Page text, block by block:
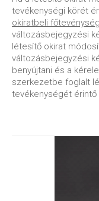
tevékenységi körét
okiratbeli
változásbejegyzési
létesítő okirat
változásbejegyzési
benyújtani és a
szerkezetbe foglalt
tevékenységét érintő